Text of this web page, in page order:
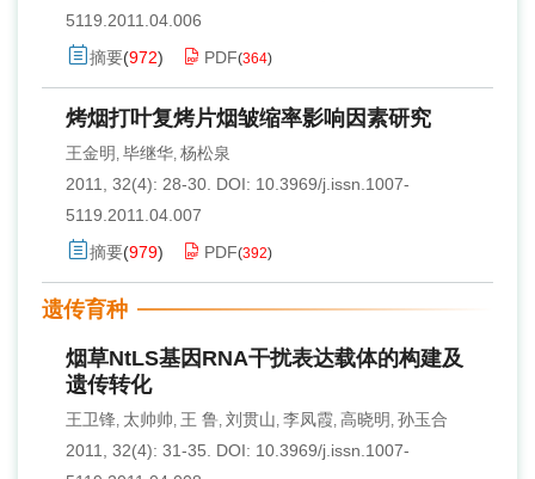
5119.2011.04.006
摘要(972) PDF(364)
烤烟打叶复烤片烟皱缩率影响因素研究
王金明 , 毕继华, 杨松泉
2011, 32(4): 28-30. DOI: 10.3969/j.issn.1007-
5119.2011.04.007
摘要(979) PDF(392)
遗传育种
烟草NtLS基因RNA干扰表达载体的构建及
遗传转化
王卫锋, 太帅帅, 王 鲁, 刘贯山, 李凤霞, 高晓明 , 孙玉合
2011, 32(4): 31-35.
DOI: 10.3969/j.issn.1007-